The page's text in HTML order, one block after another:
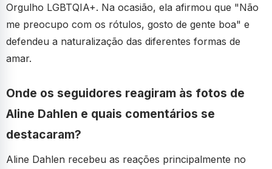
Orgulho LGBTQIA+. Na ocasião, ela afirmou que "Não
me preocupo com os rótulos, gosto de gente boa" e
defendeu a naturalização das diferentes formas de
amar.
Onde os seguidores reagiram às fotos de
Aline Dahlen e quais comentários se
destacaram?
Aline Dahlen recebeu as reações principalmente no